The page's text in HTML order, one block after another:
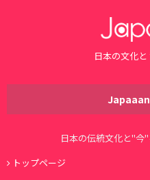
日本の文化と
Japaaan
日本の伝統文化と"今
トップページ